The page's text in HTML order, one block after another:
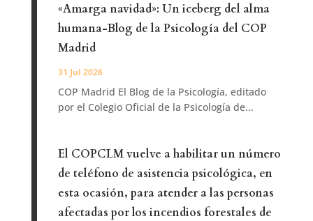
«Amarga navidad»: Un iceberg del alma
humana-Blog de la Psicología del COP
Madrid
31 Jul 2026
COP Madrid El Blog de la Psicología, editado
por el Colegio Oficial de la Psicología de...
El COPCLM vuelve a habilitar un número
de teléfono de asistencia psicológica, en
esta ocasión, para atender a las personas
afectadas por los incendios forestales de